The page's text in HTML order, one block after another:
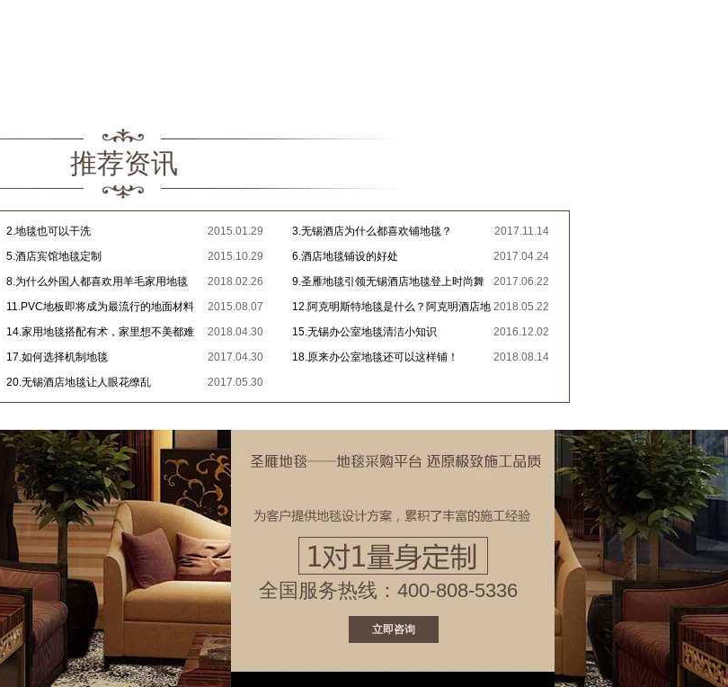
推荐资讯
2015.01.29
2.地毯也可以干洗 2017.11.14
3.无锡酒店为什么都喜欢铺地毯？
2015.10.29
5.酒店宾馆地毯定制 2017.04.24
6.酒店地毯铺设的好处
2018.02.26
8.为什么外国人都喜欢用羊毛家用地毯 2017.06.22
9.圣雁地毯引领无锡酒店地毯登上时尚舞
2015.08.07
11.PVC地板即将成为最流行的地面材料 2018.05.22
12.阿克明斯特地毯是什么？阿克明酒店地
毯为什么价格这么高？
2018.04.30
14.家用地毯搭配有术，家里想不美都难 2016.12.02
15.无锡办公室地毯清洁小知识
2017.04.30
17.如何选择机制地毯 2018.08.14
18.原来办公室地毯还可以这样铺！
2017.05.30
20.无锡酒店地毯让人眼花缭乱
全国服务热线： 400-808-5336
立即咨询